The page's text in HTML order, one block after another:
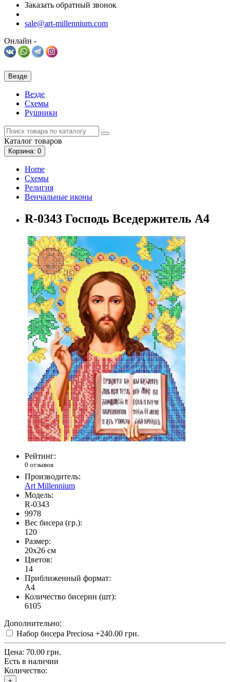
Заказать обратный звонок
sale@art-millennium.com
Онлайн -
Везде
Везде
Схемы
Рушники
Каталог товаров
Корзина: 0
Home
Схемы
Религия
Венчальные иконы
R-0343 Господь Вседержитель А4
Рейтинг:
0 отзывов
Производитель:
Art Millennium
Модель:
R-0343
9978
Вес бисера (гр.):
120
Размер:
20x26 см
Цветов:
14
Приближенный формат:
A4
Количество бисерин (шт):
6105
Дополнительно:
Набор бисера Preciosa +240.00 грн.
Цена: 70.00 грн.
Есть в наличии
Количество: